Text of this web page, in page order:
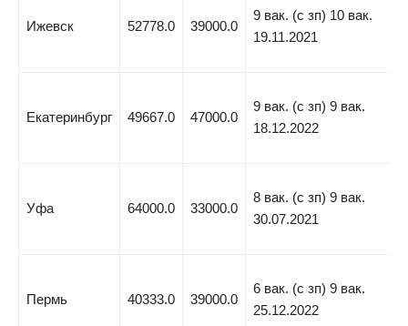
Ижевск 52778.0 39000.0
9 вак. (с зп) 10 вак.
19.11.2021
Екатеринбург 49667.0 47000.0
9 вак. (с зп) 9 вак.
18.12.2022
Уфа 64000.0 33000.0
8 вак. (с зп) 9 вак.
30.07.2021
Пермь 40333.0 39000.0
6 вак. (с зп) 9 вак.
25.12.2022